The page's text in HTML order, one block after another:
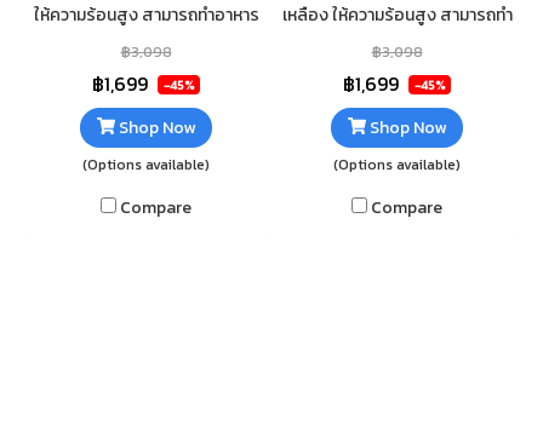
ให้ความร้อนสูง สามารถทำอาหาร
ได้รวดเร็ว กระจกนิรภัยหนา 7mm
เสริมฟอยกันความร้อนใต้กระจก
ทำความสะอาดง่าย
฿3,098
฿1,699 -45%
Shop Now
(Options available)
Compare
เหลือง ให้ความร้อนสูง สามารถทำ
อาหารได้รวดเร็ว กระจกนิรภัยหนา
7mm เสริมฟอยกันความร้อนใต้
กระจก ทำความสะอาดง่าย
฿3,098
฿1,699 -45%
Shop Now
(Options available)
Compare